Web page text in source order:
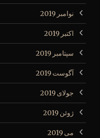
نوامبر 2019
اکتبر 2019
سپتامبر 2019
آگوست 2019
جولای 2019
ژوئن 2019
می 2019